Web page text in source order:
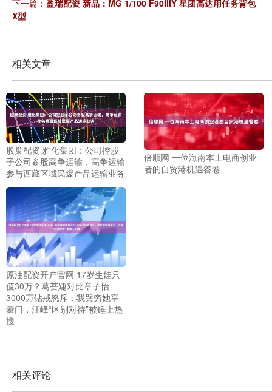
下一篇： 盈瑞配资 新品：MG 1/100 F90IIIY 星团高达用任务背包
X型
相关文章
股巢配资 雅化集团：公司控股
子公司参股高争运输，高争运输
参与西藏区域民爆产品运输业务
倍顺网 一位海南本土电商创业
者的自贸港机遇答卷
原油配资开户官网 17岁生娃只
值30万？葛荟婕对比章子怡
3000万钻戒怒斥：我哭穷她享
豪门，汪峰“区别对待”被锤上热
搜
相关评论